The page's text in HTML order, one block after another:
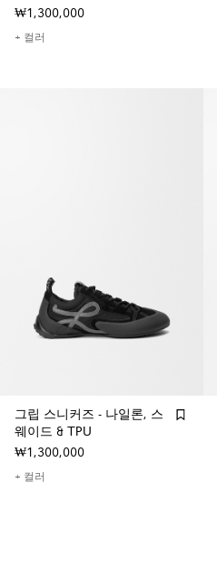
₩1,300,000
+ 컬러
그립 스니커즈 - 나일론, 스
웨이드 & TPU
₩1,300,000
+ 컬러